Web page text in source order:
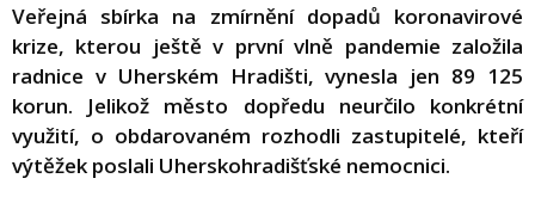
Veřejná sbírka na zmírnění dopadů koronavirové
krize, kterou ještě v první vlně pandemie založila
radnice v Uherském Hradišti, vynesla jen 89 125
korun. Jelikož město dopředu neurčilo konkrétní
využití, o obdarovaném rozhodli zastupitelé, kteří
výtěžek poslali Uherskohradišťské nemocnici.